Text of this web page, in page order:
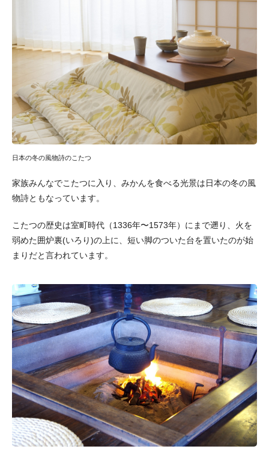
日本の冬の風物詩のこたつ
家族みんなでこたつに入り、みかんを食べる光景は日本の冬の風
物詩ともなっています。
こたつの歴史は室町時代（1336年〜1573年）にまで遡り、火を
弱めた囲炉裏(いろり)の上に、短い脚のついた台を置いたのが始
まりだと言われています。